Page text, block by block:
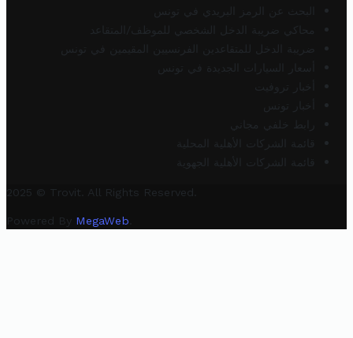
البحث عن الرمز البريدي في تونس
محاكي ضريبة الدخل الشخصي للموظف/المتقاعد
ضريبة الدخل للمتقاعدين الفرنسيين المقيمين في تونس
أسعار السيارات الجديدة في تونس
أخبار تروفيت
أخبار تونس
رابط خلفي مجاني
قائمة الشركات الأهلية المحلية
قائمة الشركات الأهلية الجهوية
2025 © Trovit. All Rights Reserved.
Powered By MegaWeb